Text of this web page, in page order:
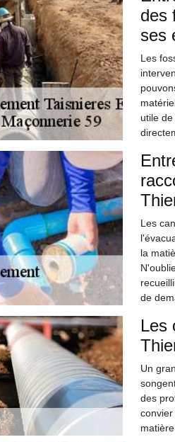
des
ses
Les
utile
Les
la
de
Les
Un
des